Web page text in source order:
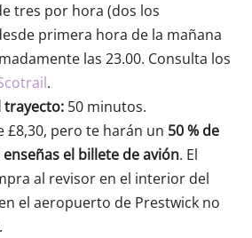
tres por hora (dos los
primera hora de la mañana
las 23.00. Consulta los
.
trayecto: 50 minutos.
£8,30, pero te harán un 50 % de
el billete de avión. El
al revisor en el interior del
el aeropuerto de Prestwick no